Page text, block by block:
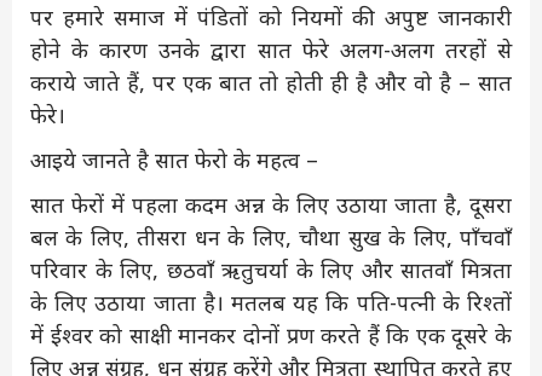
पर हमारे समाज में पंडितों को नियमों की अपुष्ट जानकारी
होने के कारण उनके द्वारा सात फेरे अलग-अलग तरहों से
कराये जाते हैं, पर एक बात तो होती ही है और वो है – सात
फेरे।
आइये जानते है सात फेरो के महत्व –
सात फेरों में पहला कदम अन्न के लिए उठाया जाता है, दूसरा
बल के लिए, तीसरा धन के लिए, चौथा सुख के लिए, पाँचवाँ
परिवार के लिए, छठवाँ ऋतुचर्या के लिए और सातवाँ मित्रता
के लिए उठाया जाता है। मतलब यह कि पति-पत्नी के रिश्तों
में ईश्वर को साक्षी मानकर दोनों प्रण करते हैं कि एक दूसरे के
लिए अन्न संग्रह, धन संग्रह करेंगे और मित्रता स्थापित करते हुए